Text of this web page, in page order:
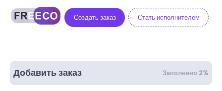
Создать заказ Стать исполнителем
Добавить заказ Заполнено 2%